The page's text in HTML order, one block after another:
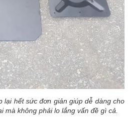
lại hết sức đơn giản giúp dễ dàng cho
mà không phải lo lắng vấn đề gì cả.